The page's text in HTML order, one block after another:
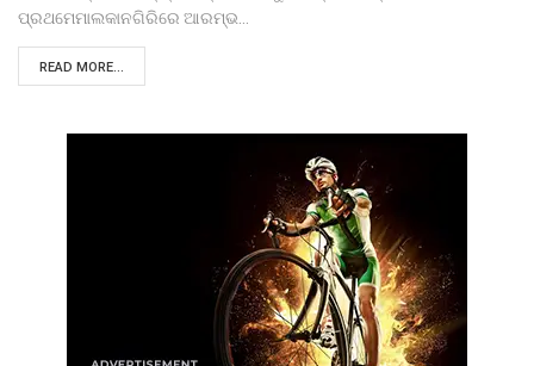
ପ୍ରଥମେମାଲକାନଗିରିରେ ଆରମ୍ଭ…
READ MORE...